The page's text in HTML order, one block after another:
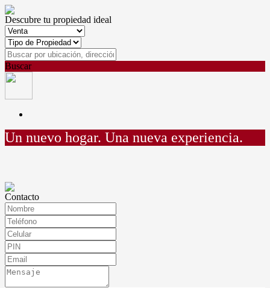
Descubre tu propiedad ideal
Buscar
Un nuevo hogar. Una nueva experiencia.
Contacto